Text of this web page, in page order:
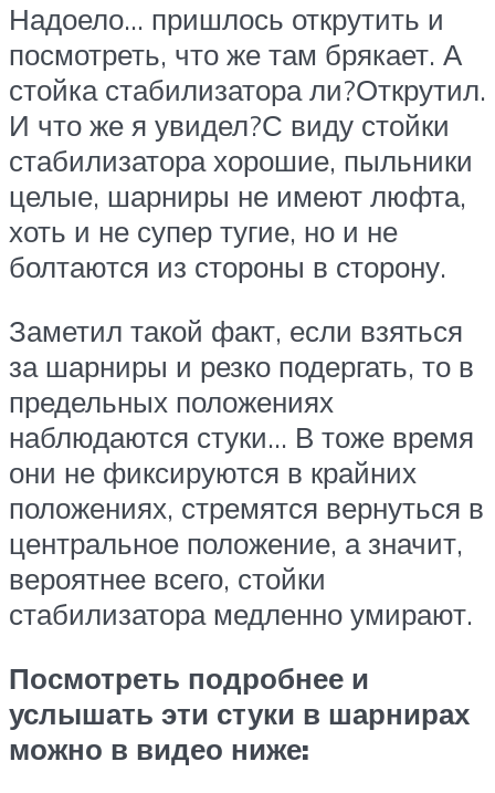
Надоело… пришлось открутить и
посмотреть, что же там брякает. А
стойка стабилизатора ли?Открутил.
И что же я увидел?С виду стойки
стабилизатора хорошие, пыльники
целые, шарниры не имеют люфта,
хоть и не супер тугие, но и не
болтаются из стороны в сторону.
Заметил такой факт, если взяться
за шарниры и резко подергать, то в
предельных положениях
наблюдаются стуки… В тоже время
они не фиксируются в крайних
положениях, стремятся вернуться в
центральное положение, а значит,
вероятнее всего, стойки
стабилизатора медленно умирают.
Посмотреть подробнее и
услышать эти стуки в шарнирах
можно в видео ниже: